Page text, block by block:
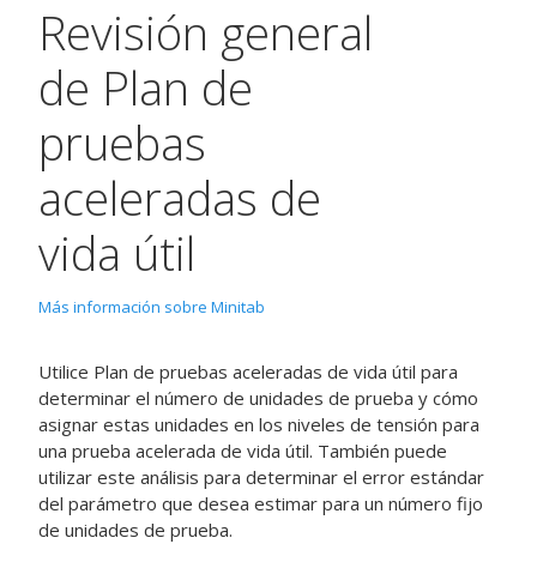
Revisión general
de Plan de
pruebas
aceleradas de
vida útil
Más información sobre Minitab
Utilice Plan de pruebas aceleradas de vida útil para
determinar el número de unidades de prueba y cómo
asignar estas unidades en los niveles de tensión para
una prueba acelerada de vida útil. También puede
utilizar este análisis para determinar el error estándar
del parámetro que desea estimar para un número fijo
de unidades de prueba.